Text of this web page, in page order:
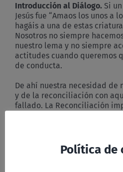
Introducción al Diálogo. Si
Jesús fue “Amaos los unos a
hagáis a una de estas
Nosotros no siempre
nuestro lema y no siempre
actitudes cuando queremos
de conducta.
De ahí nuestra necesidad
y de la reconciliación con
fallado. La Reconciliación
quienes no están cerca pero
actitudes y nuestrasPolítica de